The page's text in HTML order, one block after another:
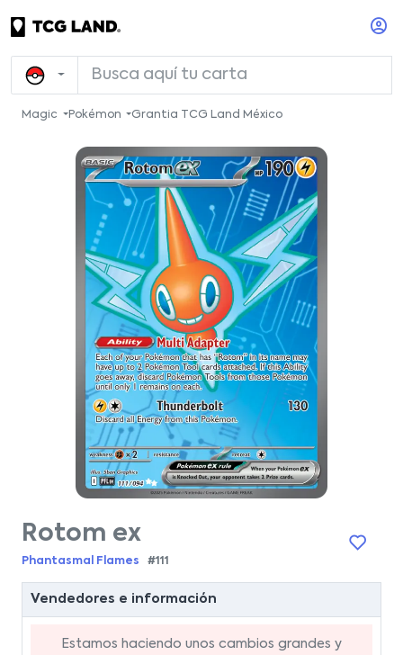
Magic Pokémon Grantia TCG Land México
Rotom ex
Phantasmal Flames #111
Vendedores e información
Estamos haciendo unos cambios grandes y